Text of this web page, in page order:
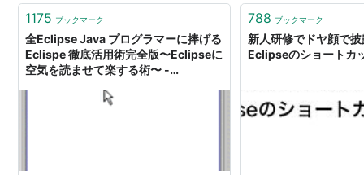
複数バージョンのJDKがインストールされていると起
動しないバージョンがある。…かなり昔のもののよう
だが。
その他
Sunが太陽であるのに、Eclipse(日食)という 意味深
1175 ブックマーク
全Eclipse Java プログラマーに捧げる
Eclispe 徹底活用術完全版〜Eclipseに
空気を読ませて楽する術〜 -
788 ブックマーク
新人研修でドヤ顔で
Eclipseのショートカ